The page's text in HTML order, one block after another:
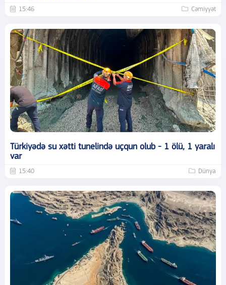
15:46 Cəmiyyət
Türkiyədə su xətti tunelində uçqun olub - 1 ölü, 1 yaralı
var
15:40 Dünya